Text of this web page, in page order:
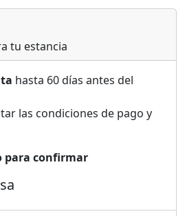
tu estancia
hasta 60 días antes del
las condiciones de pago y
para confirmar